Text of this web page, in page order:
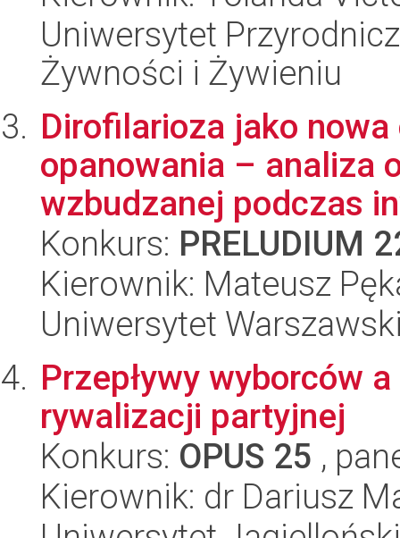
Uniwersytet
Żywności i Żywieniu
Dirofilarioza jako
opanowania – analiza
wzbudzanej podczas
Konkurs: PRELUDIUM
Kierownik: Mateusz
Uniwersytet
Przepływy wyborców
rywalizacji partyjnej
Konkurs: OPUS 25 ,
Kierownik: dr Dariusz